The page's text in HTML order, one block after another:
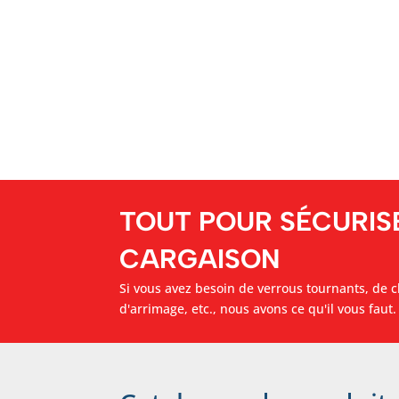
TOUT POUR
CARGAISON
Si vous avez besoin de verrous tournants, de
d'arrimage, etc., nous avons ce qu'il vous faut.